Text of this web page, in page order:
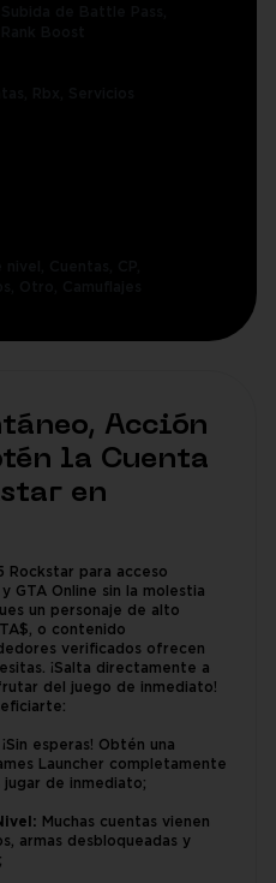
Acción
la Cuenta
en
Rockstar para acceso
GTA Online sin la molestia
un personaje de alto
o contenido
verificados ofrecen
¡Salta directamente a
del juego de inmediato!
¡Sin esperas! Obtén una
Launcher completamente
de inmediato;
Muchas cuentas vienen
armas desbloqueadas y